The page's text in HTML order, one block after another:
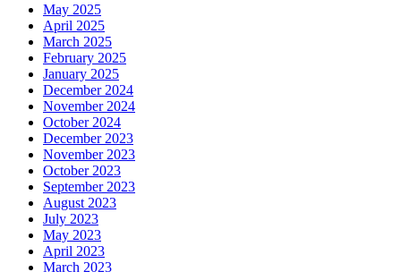
May 2025
April 2025
March 2025
February 2025
January 2025
December 2024
November 2024
October 2024
December 2023
November 2023
October 2023
September 2023
August 2023
July 2023
May 2023
April 2023
March 2023